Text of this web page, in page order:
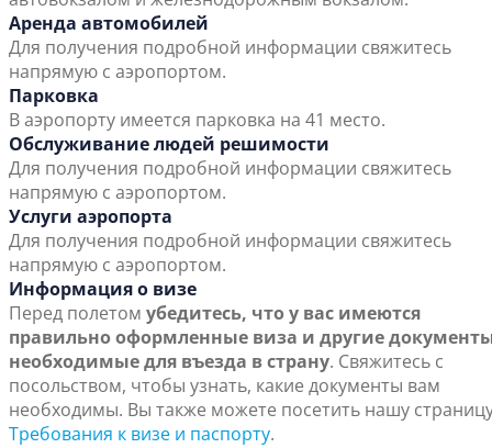
Аренда автомобилей
Для получения подробной информации свяжитесь
напрямую с аэропортом.
Парковка
В аэропорту имеется парковка на 41 место.
Обслуживание людей решимости
Для получения подробной информации свяжитесь
напрямую с аэропортом.
Услуги аэропорта
Для получения подробной информации свяжитесь
напрямую с аэропортом.
Информация о визе
Перед полетом убедитесь, что у вас имеются
правильно оформленные виза и другие
необходимые для въезда в страну. Свяжитесь с
посольством, чтобы узнать, какие документы вам
необходимы. Вы также можете посетить нашу
Требования к визе и паспорту.